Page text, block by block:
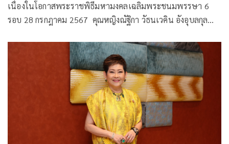
เนื่องในโอกาสพระราชพิธีมหามงคลเฉลิมพระชนมพรรษา 6
รอบ 28 กรกฎาคม 2567 คุณหญิงณัฐิกา วัธนเวคิน อังอุบลกุล
ประเทศไทยในพระบรมราชินูปถัมภ์ มีความมุ่งมั่นจจัดแสดง
อุปรากรจีนชุด 24 ยอดกตัญญู